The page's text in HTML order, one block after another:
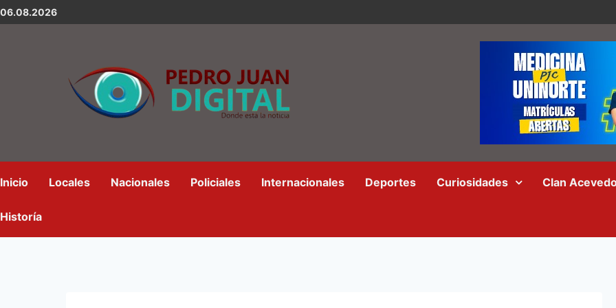
06.08.2026
Inicio Locales Nacionales Policiales Internacionales Deportes Curiosidades Clan
Historía